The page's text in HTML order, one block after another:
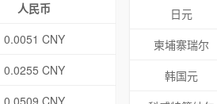
人民币
0.0051 CNY
0.0255 CNY
日元
柬埔寨瑞尔
韩国元